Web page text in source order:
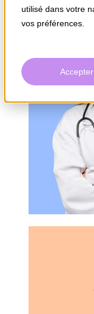
utilisé dans votre
vos préférences.